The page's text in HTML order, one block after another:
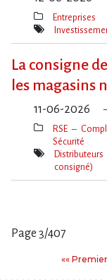
Thèmes(s)
Entreprises
Mot(s)-
La consigne
les magasins
11-06-2026
Thèmes(s)
RSE –
Sécurité
Mot(s)-
consigné)
Page 3/407
«« Premier